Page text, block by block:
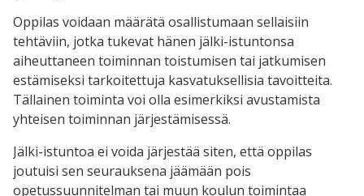
Oppilas voidaan määrätä osallistumaan sellaisiin
tehtäviin, jotka tukevat hänen jälki-istuntonsa
aiheuttaneen toiminnan toistumisen tai jatkumisen
estämiseksi tarkoitettuja kasvatuksellisia tavoitteita.
Tällainen toiminta voi olla esimerkiksi avustamista
yhteisen toiminnan järjestämisessä.
Jälki-istuntoa ei voida järjestää siten, että oppilas
joutuisi sen seurauksena jäämään pois
opetussuunnitelman tai muun koulun toimintaa